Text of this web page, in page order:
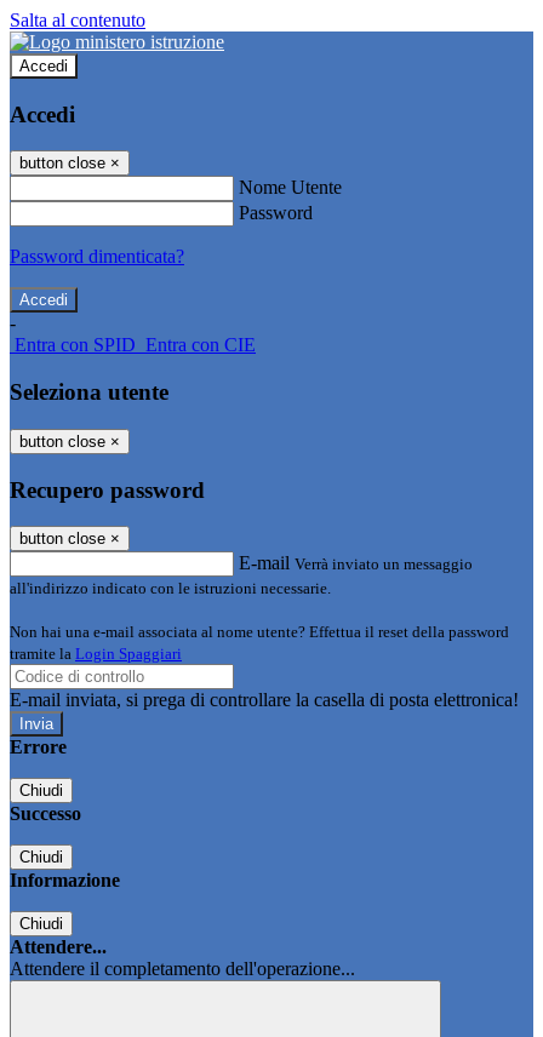
Salta al contenuto
Accedi
Accedi
button close ×
Nome Utente
Password
Password dimenticata?
-
Entra con SPID Entra con CIE
Seleziona utente
button close ×
Recupero password
button close ×
E-mail Verrà inviato un messaggio
all'indirizzo indicato con le istruzioni necessarie.
Non hai una e-mail associata al nome utente? Effettua il reset della password
tramite la Login Spaggiari
E-mail inviata, si prega di controllare la casella di posta elettronica!
Errore
Chiudi
Successo
Chiudi
Informazione
Chiudi
Attendere...
Attendere il completamento dell'operazione...